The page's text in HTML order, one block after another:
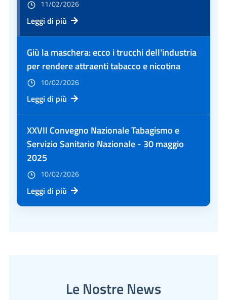
11/02/2026
Leggi di più
Giù la maschera: ecco i trucchi dell'industria
per rendere attraenti tabacco e nicotina
10/02/2026
Leggi di più
XXVII Convegno Nazionale Tabagismo e
Servizio Sanitario Nazionale - 30 maggio
2025
10/02/2026
Leggi di più
Le Nostre News